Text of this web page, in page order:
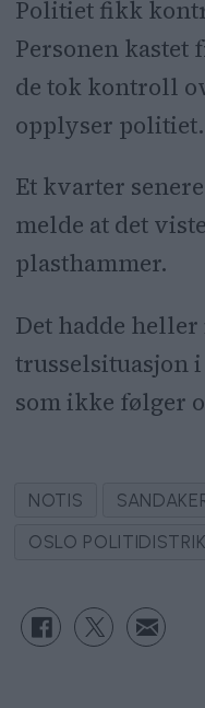
Politiet fikk
Personen kastet
de tok kontroll
opplyser politiet.
Et kvarter
melde at det
plasthammer.
Det hadde
trusselsituasjon
som ikke følger
NOTIS
OSLO